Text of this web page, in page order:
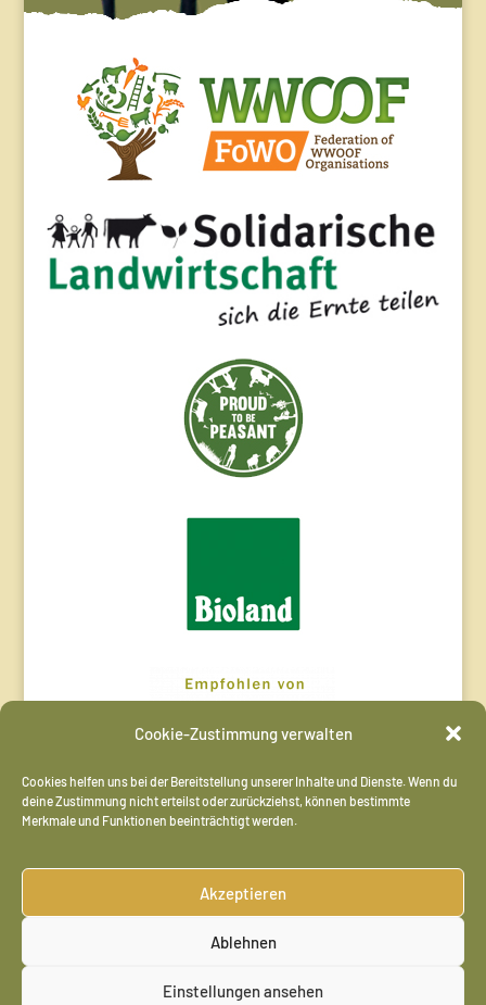
Cookie-Zustimmung verwalten
Cookies helfen uns bei der Bereitstellung unserer Inhalte und Dienste. Wenn du
deine Zustimmung nicht erteilst oder zurückziehst, können bestimmte
Merkmale und Funktionen beeinträchtigt werden.
Akzeptieren
Ablehnen
Einstellungen ansehen